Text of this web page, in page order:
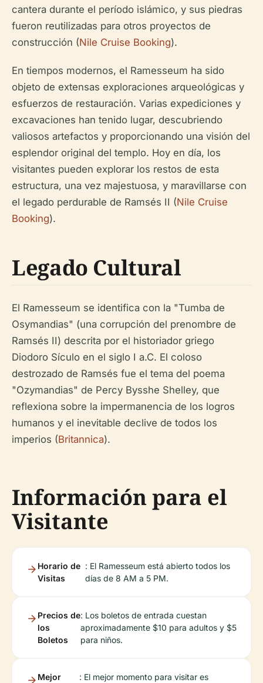
cantera durante el período islámico, y sus piedras
fueron reutilizadas para otros proyectos de
construcción (Nile Cruise Booking).
En tiempos modernos, el Ramesseum ha sido
objeto de extensas exploraciones arqueológicas y
esfuerzos de restauración. Varias expediciones y
excavaciones han tenido lugar, descubriendo
valiosos artefactos y proporcionando una visión del
esplendor original del templo. Hoy en día, los
visitantes pueden explorar los restos de esta
estructura, una vez majestuosa, y maravillarse con
el legado perdurable de Ramsés II (Nile Cruise
Booking).
Legado Cultural
El Ramesseum se identifica con la "Tumba de
Osymandias" (una corrupción del prenombre de
Ramsés II) descrita por el historiador griego
Diodoro Sículo en el siglo I a.C. El coloso
destrozado de Ramsés fue el tema del poema
"Ozymandias" de Percy Bysshe Shelley, que
reflexiona sobre la impermanencia de los logros
humanos y el inevitable declive de todos los
imperios (Britannica).
Información para el
Visitante
Horario de
Visitas
: El Ramesseum está abierto todos los
días de 8 AM a 5 PM.
Precios de
los
Boletos
: Los boletos de entrada cuestan
aproximadamente $10 para adultos y $5
para niños.
Mejor
: El mejor momento para visitar es